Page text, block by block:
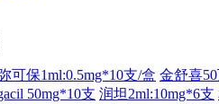
可保1ml:0.5mg*10支/盒 金舒喜
50mg*10支 润坦2ml:10mg*6支